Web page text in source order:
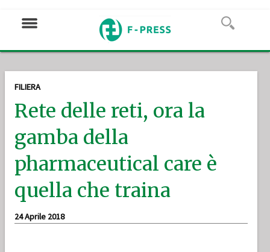
FILIERA
Rete delle reti, ora la
gamba della
pharmaceutical care è
quella che traina
24 Aprile 2018